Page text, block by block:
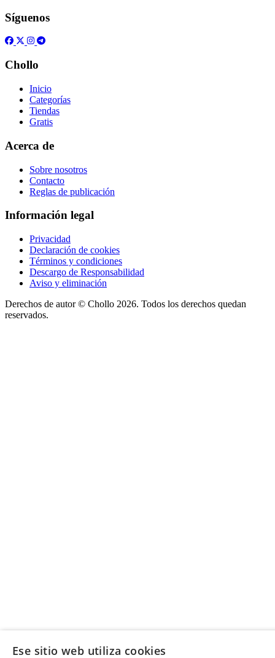
Síguenos
Chollo
Inicio
Categorías
Tiendas
Gratis
Acerca de
Sobre nosotros
Contacto
Reglas de publicación
Información legal
Privacidad
Declaración de cookies
Términos y condiciones
Descargo de Responsabilidad
Aviso y eliminación
Derechos de autor © Chollo 2026. Todos los derechos quedan
reservados.
Ese sitio web utiliza cookies